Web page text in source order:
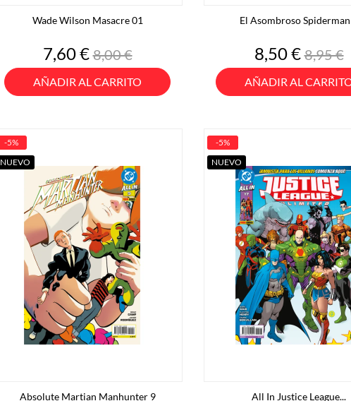
Wade Wilson Masacre 01
Precio
7,60 €Precio
base
8,00 €
AÑADIR AL CARRITO
El Asombroso
Precio
8,50 €Precio
base
8,95 €
AÑADIR AL
Absolute Martian Manhunter 9
-5%
NUEVO
All In Justice League...
-5%
NUEVO